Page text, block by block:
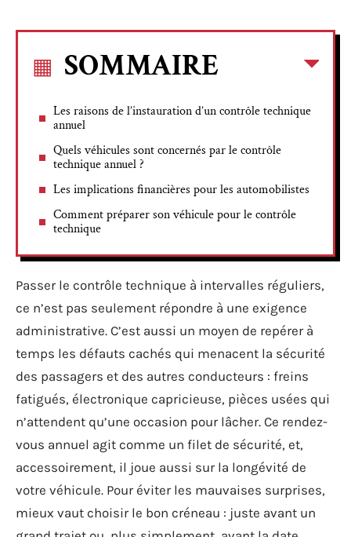
SOMMAIRE
Les raisons de l’instauration d’un contrôle technique
annuel
Quels véhicules sont concernés par le contrôle
technique annuel ?
Les implications financières pour les automobilistes
Comment préparer son véhicule pour le contrôle
technique
Passer le contrôle technique à intervalles réguliers,
ce n’est pas seulement répondre à une exigence
administrative. C’est aussi un moyen de repérer à
temps les défauts cachés qui menacent la sécurité
des passagers et des autres conducteurs : freins
fatigués, électronique capricieuse, pièces usées qui
n’attendent qu’une occasion pour lâcher. Ce rendez-
vous annuel agit comme un filet de sécurité, et,
accessoirement, il joue aussi sur la longévité de
votre véhicule. Pour éviter les mauvaises surprises,
mieux vaut choisir le bon créneau : juste avant un